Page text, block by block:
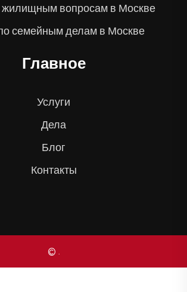
вопросам в Москве
семейным делам в Москве
Главное
Услуги
Дела
Блог
Контакты
© .